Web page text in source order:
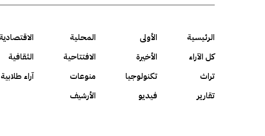
الرئيسية الأولى المحلية
كل الآراء
الأخيرة الافتتاحية
الثقافية
تراث
تكنولوجيا منوعات
آراء طلابية
تقارير
فيديو الأرشيف